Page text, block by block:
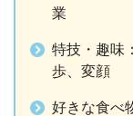
業
特技・趣味
歩、変顔
好きな食べ